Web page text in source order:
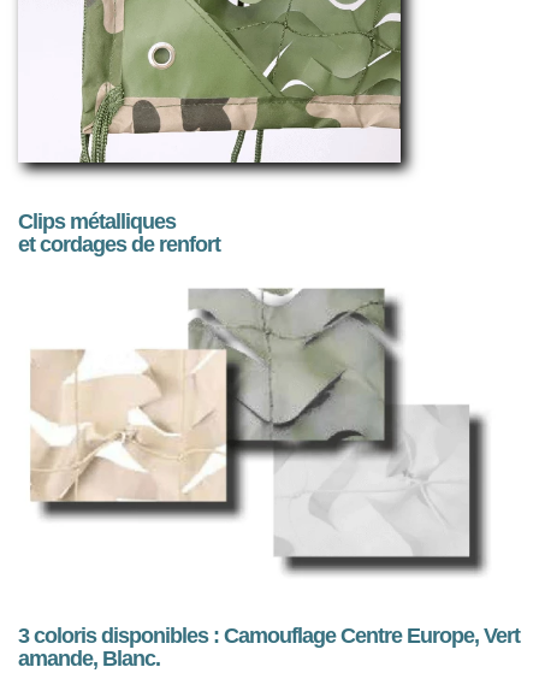
Clips métalliques
et cordages de renfort
3 coloris disponibles : Camouflage Centre Europe, Vert
amande, Blanc.